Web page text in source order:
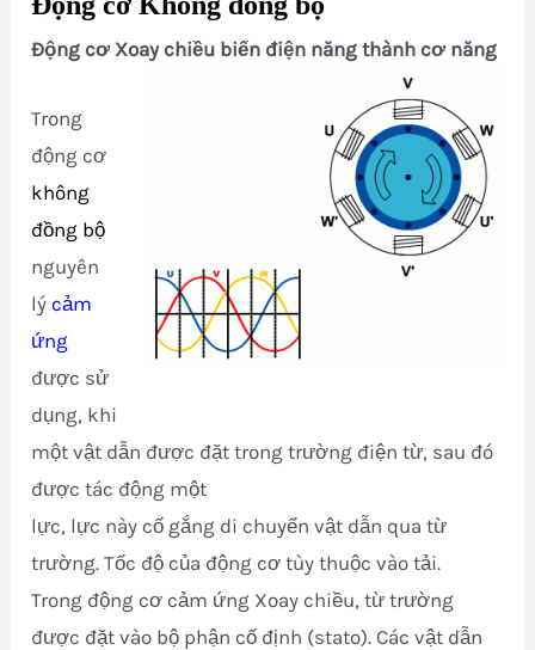
Động cơ Xoay chiều biến điện năng thành cơ năng
Trong
động cơ
không
đồng bộ
nguyên
lý cảm
ứng
được sử
dụng, khi
một vật dẫn được đặt trong trường điện từ, sau đó
được tác động một
lực, lực này cố gắng di chuyển vật dẫn qua từ
trường. Tốc độ của động cơ tùy thuộc vào tải.
Trong động cơ cảm ứng Xoay chiều, từ trường
được đặt vào bộ phận cố định (stato). Các vật dẫn